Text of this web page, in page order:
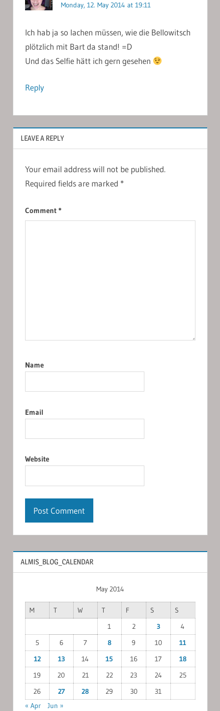
Monday, 12. May 2014 at 19:11
Ich hab ja so lachen müssen, wie die Bellowitsch
plötzlich mit Bart da stand! =D
Und das Selfie hätt ich gern gesehen
Reply
LEAVE A REPLY
Your email address will not be published.
Required fields are marked *
Comment *
Name
Email
Website
ALMIS_BLOG_CALENDAR
May 2014
M T W T F S
S
1
2 3
4
5
6 7 8 9 10
11
12
13 14 15 16 17
18
19
20 21 22 23 24
25
26
27 28 29 30
31
« Apr
Jun »